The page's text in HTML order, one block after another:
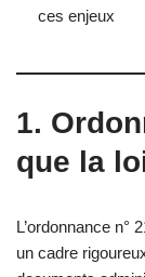
ces enjeux
1.
que la
L’ordonnance n°
un cadre